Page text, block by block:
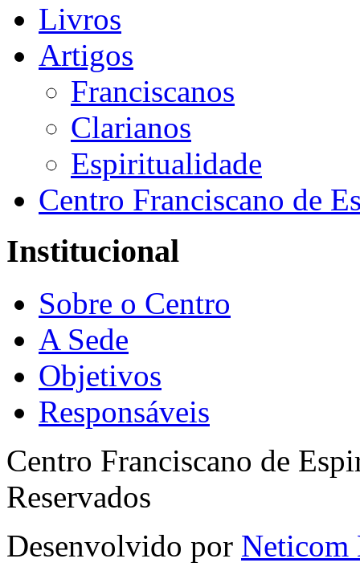
Livros
Artigos
Franciscanos
Clarianos
Espiritualidade
Centro Franciscano de
Institucional
Sobre o Centro
A Sede
Objetivos
Responsáveis
Centro Franciscano de
Reservados
Desenvolvido por Neticom